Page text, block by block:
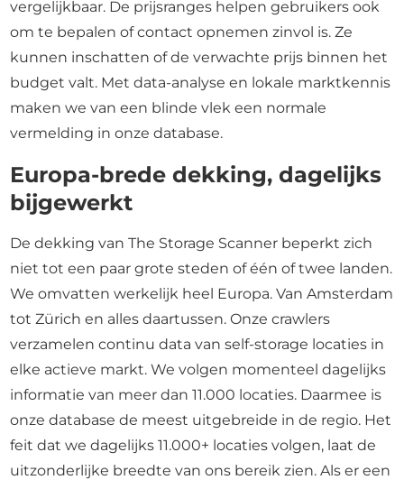
vergelijkbaar. De prijsranges helpen gebruikers ook
om te bepalen of contact opnemen zinvol is. Ze
kunnen inschatten of de verwachte prijs binnen het
budget valt. Met data-analyse en lokale marktkennis
maken we van een blinde vlek een normale
vermelding in onze database.
Europa-brede dekking, dagelijks
bijgewerkt
De dekking van The Storage Scanner beperkt zich
niet tot een paar grote steden of één of twee landen.
We omvatten werkelijk heel Europa. Van Amsterdam
tot Zürich en alles daartussen. Onze crawlers
verzamelen continu data van self-storage locaties in
elke actieve markt. We volgen momenteel dagelijks
informatie van meer dan 11.000 locaties. Daarmee is
onze database de meest uitgebreide in de regio. Het
feit dat we dagelijks 11.000+ locaties volgen, laat de
uitzonderlijke breedte van ons bereik zien. Als er een